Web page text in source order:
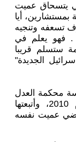
يتسحاق عميت
بمستشارين، أيا
تسعفه وتنجيه
. فهو يعلم في
ستسلم قريبا
الجديدة"
محكمة العدل
العليا الاسرائيلية، دوريت بينش، عام 2010، وأتبعتها
عميت نفسه